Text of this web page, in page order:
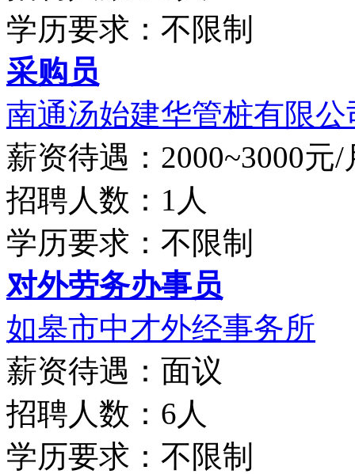
学历要求：不限制
采购员
南通汤始建华管桩有限公
薪资待遇：2000~3000元/
招聘人数：1人
学历要求：不限制
对外劳务办事员
如皋市中才外经事务所
薪资待遇：面议
招聘人数：6人
学历要求：不限制